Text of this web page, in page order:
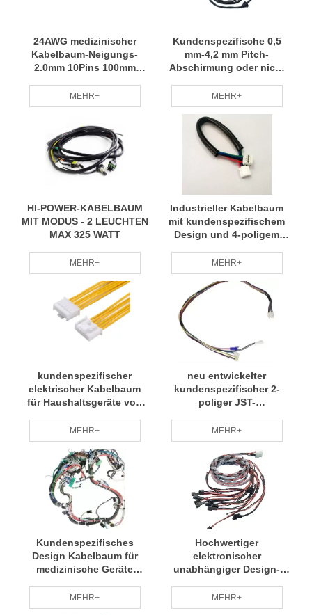
24AWG medizinischer
Kabelbaum-Neigungs-
2.0mm 10Pins 100mm
Zertifikat des Draht-
ISO9001
MEHR+
Kundenspezifische 0,5
mm-4,2 mm Pitch-
Abschirmung oder nicht
Kabelbaumbaugruppe
MEHR+
HI-POWER-KABELBAUM
MIT MODUS - 2 LEUCHTEN
MAX 325 WATT
MEHR+
Industrieller Kabelbaum
mit kundenspezifischem
Design und 4-poligem
MEHR+
kundenspezifischer
elektrischer Kabelbaum
für Haushaltsgeräte von
Lieferant OEM-Service
MEHR+
neu entwickelter
kundenspezifischer 2-
poliger JST-
MEHR+
Kundenspezifisches
Design Kabelbaum für
medizinische Geräte
Montage
MEHR+
Hochwertiger
elektronischer
unabhängiger Design-
Computerlüfter
MEHR+